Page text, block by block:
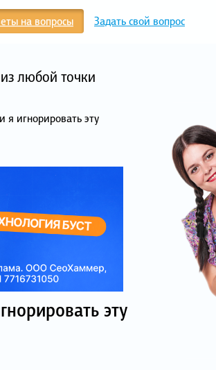
на вопросы Задать свой вопрос
любой точки
я игнорировать эту
эту